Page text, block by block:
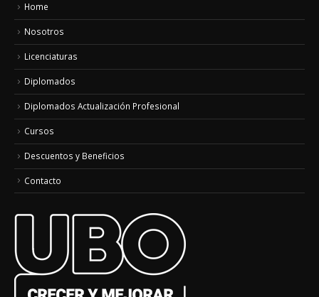
Home
Nosotros
Licenciaturas
Diplomados
Diplomados Actualización Profesional
Cursos
Descuentos y Beneficios
Contacto